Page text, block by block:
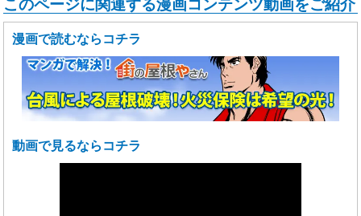
このページに関連する漫画コンテンツ動画をご紹介
漫画で読むならコチラ
動画で見るならコチラ